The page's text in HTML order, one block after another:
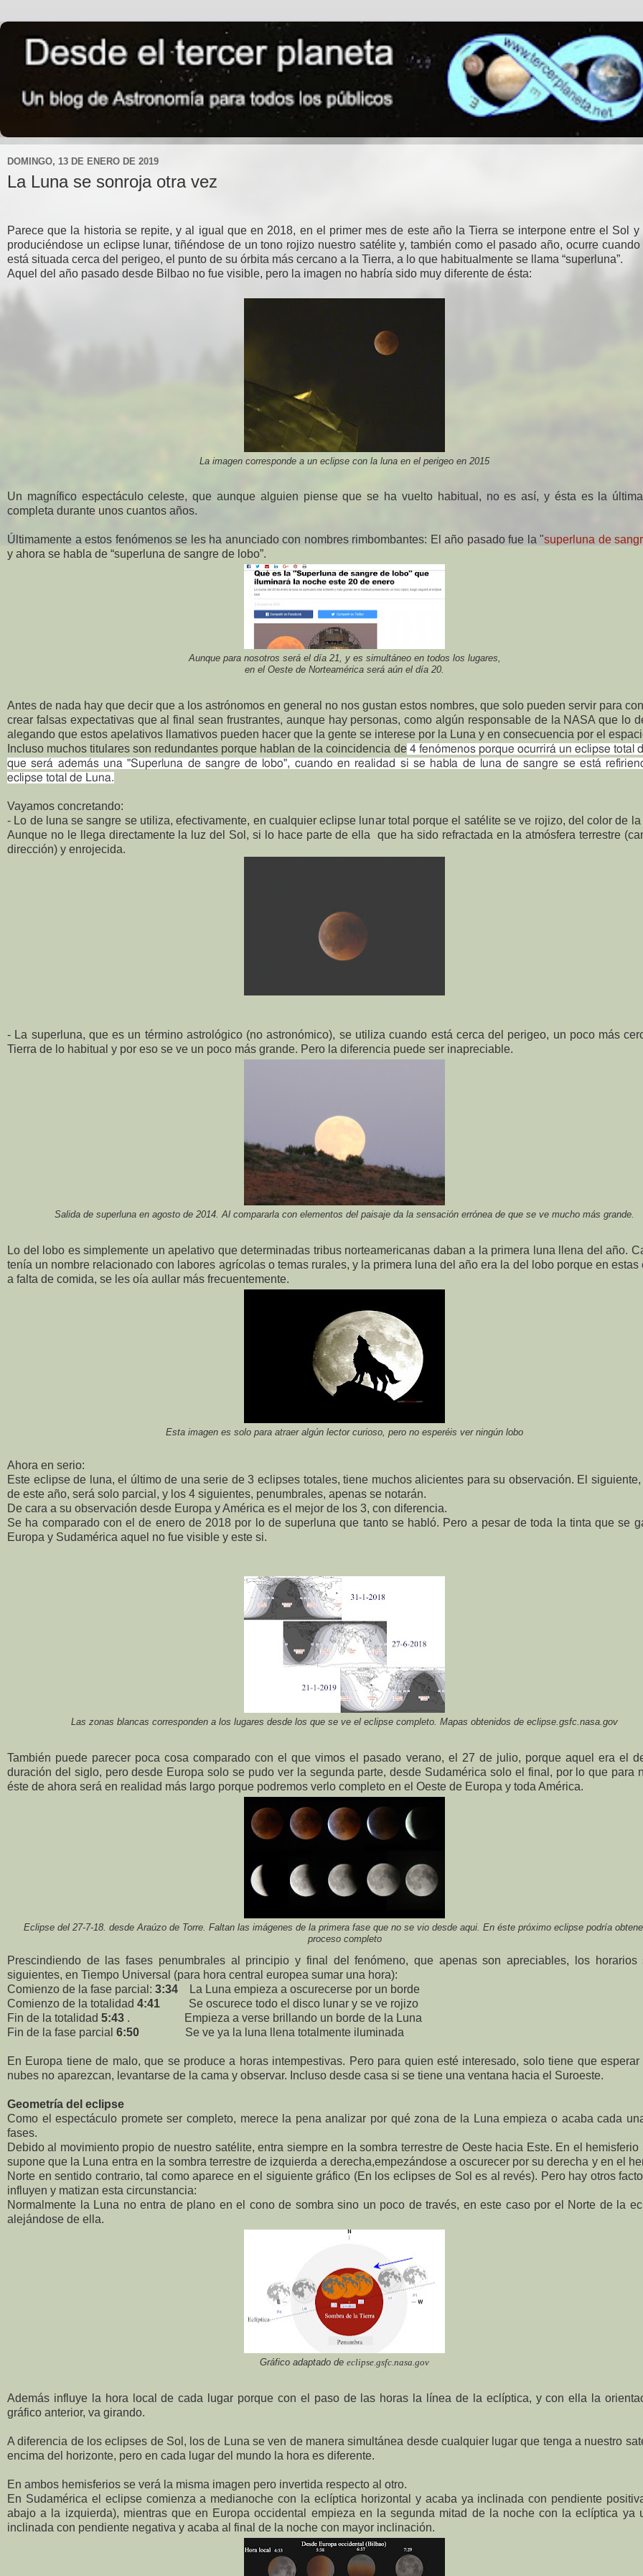
DOMINGO, 13 DE ENERO DE 2019
La Luna se sonroja otra vez
Parece que la historia se repite, y al igual que en 2018, en el primer mes de este año la Tierra se interpone entre el Sol y
produciéndose un eclipse lunar, tiñéndose de un tono rojizo nuestro satélite y, también como el pasado año, ocurre cuando
está situada cerca del perigeo, el punto de su órbita más cercano a la Tierra, a lo que habitualmente se llama “superluna”.
Aquel del año pasado desde Bilbao no fue visible, pero la imagen no habría sido muy diferente de ésta:
La imagen corresponde a un eclipse con la luna en el perigeo en 2015
Un magnífico espectáculo celeste, que aunque alguien piense que se ha vuelto habitual, no es así, y ésta es la
completa durante unos cuantos años.
Últimamente a estos fenómenos se les ha anunciado con nombres rimbombantes: El año pasado fue la "superluna de
y ahora se habla de “superluna de sangre de lobo”.
Aunque para nosotros será el día 21, y es simultáneo en todos los lugares,
en el Oeste de Norteamérica será aún el día 20.
Antes de nada hay que decir que a los astrónomos en general no nos gustan estos nombres, que solo pueden servir para
crear falsas expectativas que al final sean frustrantes, aunque hay personas, como algún responsable de la NASA que lo
alegando que estos apelativos llamativos pueden hacer que la gente se interese por la Luna y en consecuencia por el
Incluso muchos titulares son redundantes porque hablan de la coincidencia de4 fenómenos porque ocurrirá un eclipse total
que será además una "Superluna de sangre de lobo", cuando en realidad si se habla de luna de sangre se está
eclipse total de Luna.
Vayamos concretando:
- Lo de luna se sangre se utiliza, efectivamente, en cualquier eclipse lunar total porque el satélite se ve rojizo, del color de la
Aunque no le llega directamente la luz del Sol, si lo hace parte de ella
que ha sido refractada en la atmósfera terrestre
dirección) y enrojecida.
- La superluna, que es un término astrológico (no astronómico), se utiliza cuando está cerca del perigeo, un poco más
Tierra de lo habitual y por eso se ve un poco más grande. Pero la diferencia puede ser inapreciable.
Salida de superluna en agosto de 2014. Al compararla con elementos del paisaje da la sensación errónea de que se ve mucho más grande.
Lo del lobo es simplemente un apelativo que determinadas tribus norteamericanas daban a la primera luna llena del año.
tenía un nombre relacionado con labores agrícolas o temas rurales, y la primera luna del año era la del lobo porque en estas
a falta de comida, se les oía aullar más frecuentemente.
Esta imagen es solo para atraer algún lector curioso, pero no esperéis ver ningún lobo
Ahora en serio:
Este eclipse de luna, el último de una serie de 3 eclipses totales, tiene muchos alicientes para su observación. El
de este año, será solo parcial, y los 4 siguientes, penumbrales, apenas se notarán.
De cara a su observación desde Europa y América es el mejor de los 3, con diferencia.
Se ha comparado con el de enero de 2018 por lo de superluna que tanto se habló. Pero a pesar de toda la tinta que se
Europa y Sudamérica aquel no fue visible y este si.
Las zonas blancas corresponden a los lugares desde los que se ve el eclipse completo. Mapas obtenidos de eclipse.gsfc.nasa.gov
También puede parecer poca cosa comparado con el que vimos el pasado verano, el 27 de julio, porque aquel era el
duración del siglo, pero desde Europa solo se pudo ver la segunda parte, desde Sudamérica solo el final, por lo que para
éste de ahora será en realidad más largo porque podremos verlo completo en el Oeste de Europa y toda América.
Eclipse del 27-7-18. desde Araúzo de Torre. Faltan las imágenes de la primera fase que no se vio desde aqui. En éste próximo eclipse podría
proceso completo
Prescindiendo de las fases penumbrales al principio y final del fenómeno, que apenas son apreciables, los horarios
siguientes, en Tiempo Universal (para hora central europea sumar una hora):
Comienzo de la fase parcial: 3:34 La Luna empieza a oscurecerse por un borde
Comienzo de la totalidad 4:41
Se oscurece todo el disco lunar y se ve rojizo
Fin de la totalidad 5:43 . Empieza a verse brillando un borde de la Luna
Fin de la fase parcial 6:50 Se ve ya la luna llena totalmente iluminada
En Europa tiene de malo, que se produce a horas intempestivas. Pero para quien esté interesado, solo tiene que
nubes no aparezcan, levantarse de la cama y observar. Incluso desde casa si se tiene una ventana hacia el Suroeste.
Geometría del eclipse
Como el espectáculo promete ser completo, merece la pena analizar por qué zona de la Luna empieza o acaba cada
fases.
Debido al movimiento propio de nuestro satélite, entra siempre en la sombra terrestre de Oeste hacia Este. En el hemisferio
supone que la Luna entra en la sombra terrestre de izquierda a derecha,empezándose a oscurecer por su derecha y en el
Norte en sentido contrario, tal como aparece en el siguiente gráfico (En los eclipses de Sol es al revés). Pero hay otros
influyen y matizan esta circunstancia:
Normalmente la Luna no entra de plano en el cono de sombra sino un poco de través, en este caso por el Norte de la
alejándose de ella.
Gráfico adaptado de eclipse.gsfc.nasa.gov
Además influye la hora local de cada lugar porque con el paso de las horas la línea de la eclíptica, y con ella la
gráfico anterior, va girando.
A diferencia de los eclipses de Sol, los de Luna se ven de manera simultánea desde cualquier lugar que tenga a nuestro
encima del horizonte, pero en cada lugar del mundo la hora es diferente.
En ambos hemisferios se verá la misma imagen pero invertida respecto al otro.
En Sudamérica el eclipse comienza a medianoche con la eclíptica horizontal y acaba ya inclinada con pendiente
abajo a la izquierda), mientras que en Europa occidental empieza en la segunda mitad de la noche con la eclíptica ya
inclinada con pendiente negativa y acaba al final de la noche con mayor inclinación.